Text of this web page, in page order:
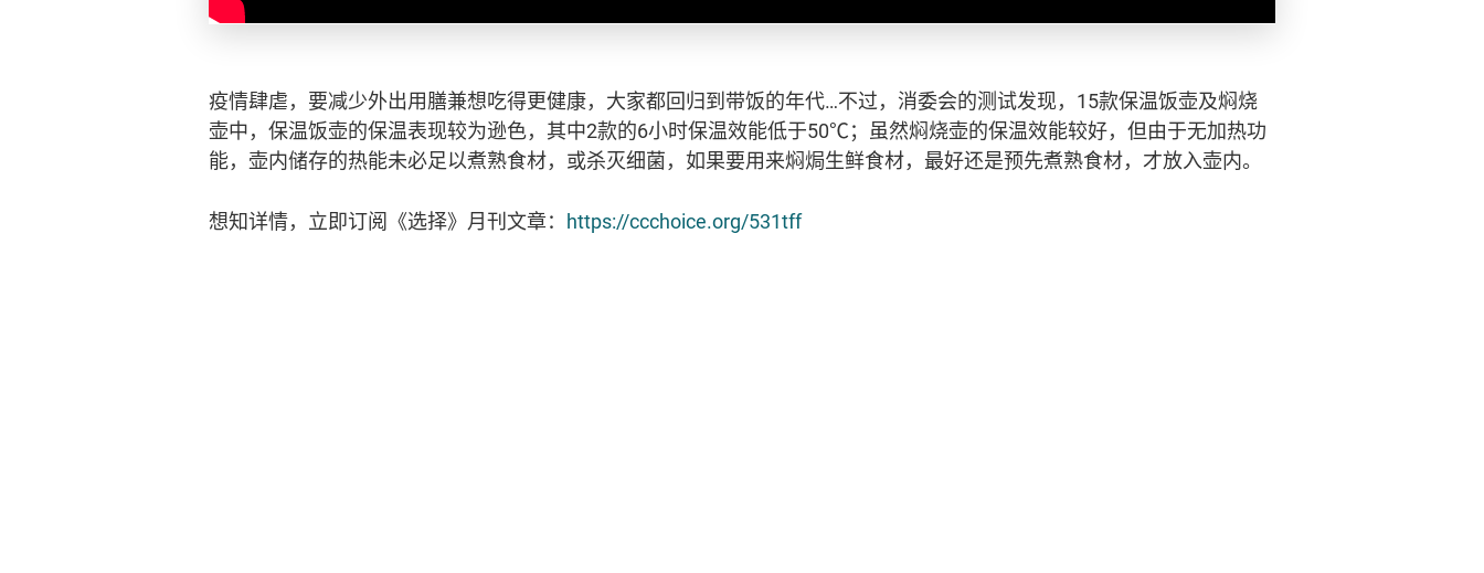
疫情肆虐，要减少外出用膳兼想吃得更健康，大家都回归到带饭的年代…不过，消委会的测试发现，15款保温饭壶及焖烧
壶中，保温饭壶的保温表现较为逊色，其中2款的6小时保温效能低于50℃；虽然焖烧壶的保温效能较好，但由于无加热功
能，壶内储存的热能未必足以煮熟食材，或杀灭细菌，如果要用来焖焗生鲜食材，最好还是预先煮熟食材，才放入壶内。
想知详情，立即订阅《选择》月刊文章： https://ccchoice.org/531tff